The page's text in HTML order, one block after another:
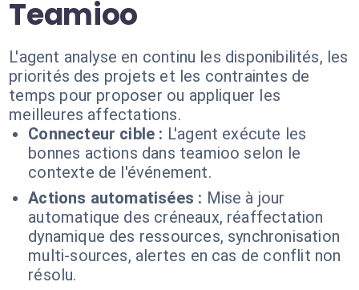
Teamioo
L'agent analyse en continu les disponibilités, les
priorités des projets et les contraintes de
temps pour proposer ou appliquer les
meilleures affectations.
Connecteur cible : L'agent exécute les
bonnes actions dans teamioo selon le
contexte de l'événement.
Actions automatisées : Mise à jour
automatique des créneaux, réaffectation
dynamique des ressources, synchronisation
multi-sources, alertes en cas de conflit non
résolu.